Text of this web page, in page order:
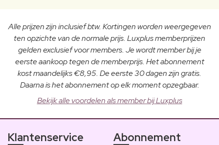
Alle prijzen zijn inclusief btw. Kortingen worden weergegeven
ten opzichte van de normale prijs. Luxplus memberprijzen
gelden exclusief voor members. Je wordt member bij je
eerste aankoop tegen de memberprijs. Het abonnement
kost maandelijks €8,95. De eerste 30 dagen zijn gratis.
Daarna is het abonnement op elk moment opzegbaar.
Bekijk alle voordelen als member bij Luxplus
Klantenservice Abonnement